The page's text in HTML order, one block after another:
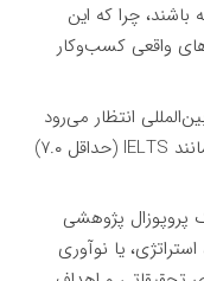
چرا که این
واقعی کسب‌وکار
انتظار می‌رود
که نمره‌ی معتبر در آزمون‌های زبان مانند IELTS (حداقل ۷.۰)
پروپوزال پژوهشی
یا نوآوری